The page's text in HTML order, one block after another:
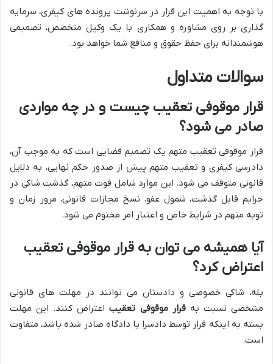
با توجه به اهمیت این قرار در سرنوشت پرونده های کیفری، سرمایه
گذاری بر روی مشاوره و همکاری با یک وکیل متخصص، تصمیمی
هوشمندانه برای حفظ حقوق و منافع شما خواهد بود.
سوالات متداول
قرار موقوفی تعقیب چیست و در چه مواردی
صادر می شود؟
قرار موقوفی تعقیب متهم یک تصمیم قضایی است که به موجب آن،
دادرسی کیفری و تعقیب متهم پیش از صدور حکم نهایی، به دلایل
قانونی متوقف می شود. این موارد شامل فوت متهم، گذشت شاکی در
جرایم قابل گذشت، شمول عفو، نسخ مجازات قانونی، مرور زمان و
توبه متهم در شرایط خاص و اعتبار امر مختوم می شود.
آیا همیشه می توان به قرار موقوفی تعقیب
اعتراض کرد؟
بله، شاکی خصوصی و دادستان می توانند در مهلت های قانونی
مشخصی نسبت بهقرار موقوفی تعقیباعتراض کنند. این مهلت
بسته به اینکه قرار توسط دادسرا یا دادگاه صادر شده باشد، متفاوت
است.